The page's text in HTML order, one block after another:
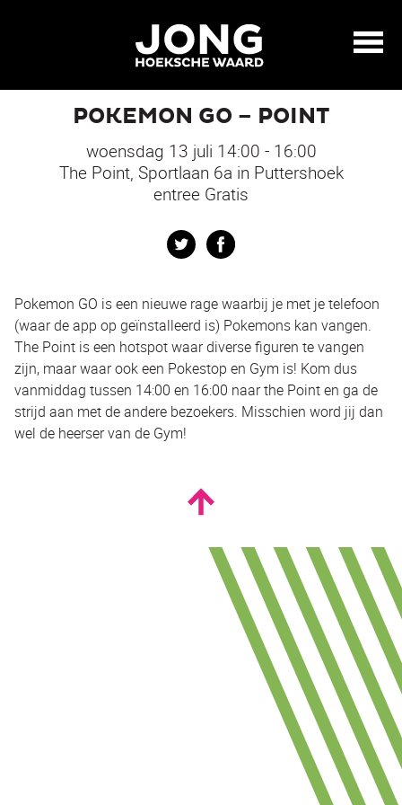
POKEMON GO – POINT
woensdag 13 juli 14:00 - 16:00
The Point, Sportlaan 6a in Puttershoek
entree Gratis
Twitter
Pokemon GO is een nieuwe rage waarbij je met je telefoon
(waar de app op geïnstalleerd is) Pokemons kan vangen.
The Point is een hotspot waar diverse figuren te vangen
zijn, maar waar ook een Pokestop en Gym is! Kom dus
vanmiddag tussen 14:00 en 16:00 naar the Point en ga de
strijd aan met de andere bezoekers. Misschien word jij dan
wel de heerser van de Gym!